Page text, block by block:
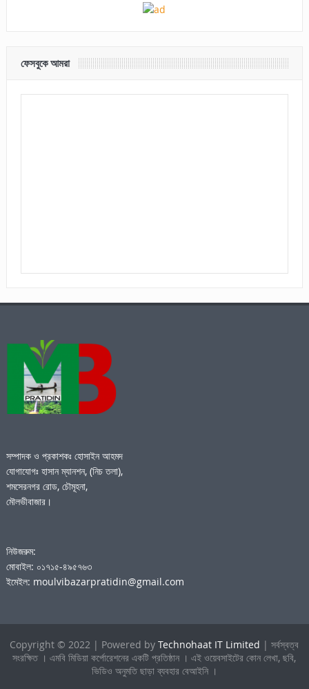
ফেসবুকে আমরা
সম্পাদক ও প্রকাশকঃ হোসাইন আহমদ
যোগাযোগঃ হাসান ম্যানশন, (নিচ তলা),
শমসেরনগর রোড, চৌমূহনা,
মৌলভীবাজার।
নিউজরুম:
মোবাইল: ০১৭১৫-৪৯৫৭৬৩
ইমেইল: moulvibazarpratidin@gmail.com
Copyright © 2022 | Powered byTechnohaat IT Limited | সর্বস্বত্ব
সংরক্ষিত । এমবি মিডিয়া কর্পোরেশনের একটি প্রতিষ্ঠান । এই ওয়েবসাইটের কোন লেখা, ছবি,
ভিডিও অনুমতি ছাড়া ব্যবহার বেআইনি ।